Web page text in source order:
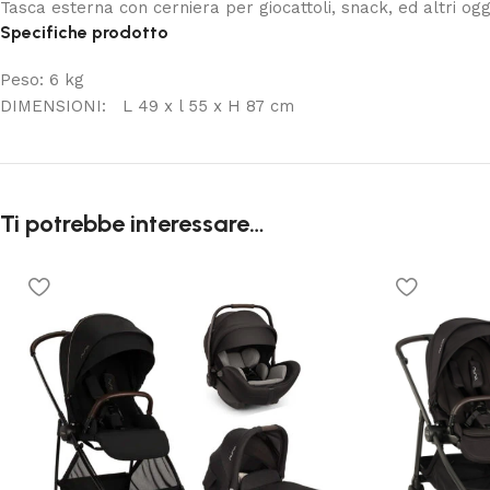
Tasca esterna con cerniera per giocattoli, snack, ed altri
Specifiche prodotto
Peso: 6 kg
DIMENSIONI: L 49 x l 55 x H 87 cm
Ti potrebbe interessare…